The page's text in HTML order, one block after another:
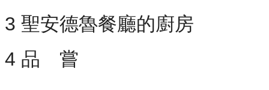
3 聖安德魯餐廳的廚房
4 品 嘗